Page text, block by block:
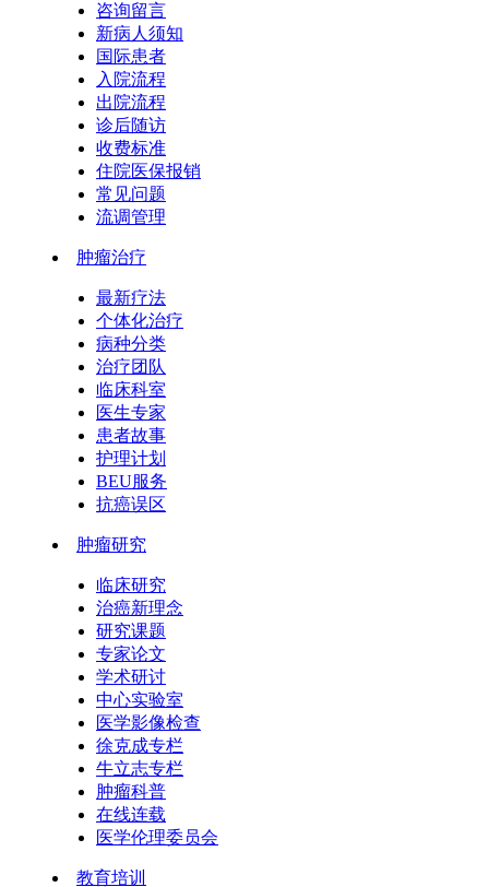
咨询留言
新病人须知
国际患者
入院流程
出院流程
诊后随访
收费标准
住院医保报销
常见问题
流调管理
肿瘤治疗
最新疗法
个体化治疗
病种分类
治疗团队
临床科室
医生专家
患者故事
护理计划
BEU服务
抗癌误区
肿瘤研究
临床研究
治癌新理念
研究课题
专家论文
学术研讨
中心实验室
医学影像检查
徐克成专栏
牛立志专栏
肿瘤科普
在线连载
医学伦理委员会
教育培训